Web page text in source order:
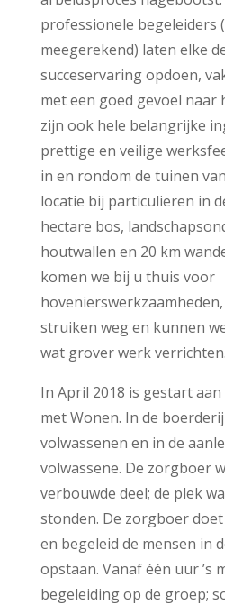
professionele begeleiders
meegerekend) laten elke
succeservaring opdoen,
met een goed gevoel naar
zijn ook hele belangrijke
prettige en veilige
in en rondom de tuinen
locatie bij particulieren in
hectare bos,
houtwallen en 20 km
komen we bij u thuis voor
struiken weg en kunnen
wat grover werk verrichten.
In April 2018 is gestart
met Wonen. In de
volwassenen en in de
volwassene. De zorgboer
verbouwde deel; de plek
stonden. De zorgboer
en begeleid de mensen in
opstaan. Vanaf één uur ’s
begeleiding op de groep;